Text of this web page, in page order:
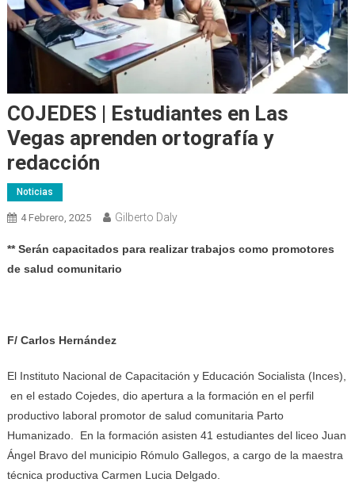
COJEDES | Estudiantes en Las
Vegas aprenden ortografía y
redacción
Noticias
4 Febrero, 2025 Gilberto Daly
** Serán capacitados para realizar trabajos como promotores
de salud comunitario
F/ Carlos Hernández
El Instituto Nacional de Capacitación y Educación Socialista (Inces),
en el estado Cojedes, dio apertura a la formación en el perfil
productivo laboral promotor de salud comunitaria Parto
Humanizado. En la formación asisten 41 estudiantes del liceo Juan
Ángel Bravo del municipio Rómulo Gallegos, a cargo de la maestra
técnica productiva Carmen Lucia Delgado.